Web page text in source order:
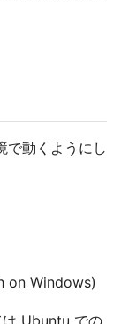
で動くようにし
on Windows)
Ubuntu での